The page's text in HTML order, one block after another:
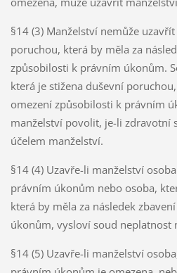
§14 (3) Manželství nemůže
poruchou, která by měla za
způsobilosti k právním úkonům.
která je stižena duševní
omezení způsobilosti k právním
manželství povolit, je-li zdravotní
účelem manželství.
§14 (4) Uzavře-li manželství
právním úkonům nebo osoba,
která by měla za následek
úkonům, vysloví soud neplatnost
§14 (5) Uzavře-li manželství